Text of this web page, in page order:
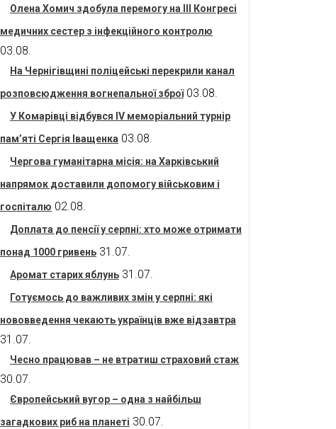
Олена Хомич здобула перемогу на ІІІ Конгресі
медичних сестер з інфекційного контролю
03.08.
На Чернігівщині поліцейські перекрили канал
розповсюдження вогнепальної зброї 03.08.
У Комарівці відбувся IV меморіальний турнір
пам’яті Сергія Іващенка 03.08.
Чергова гуманітарна місія: на Харківський
напрямок доставили допомогу військовим і
госпіталю 02.08.
Доплата до пенсії у серпні: хто може отримати
понад 1000 гривень 31.07.
Аромат старих яблунь 31.07.
Готуємось до важливих змін у серпні: які
нововведення чекають українців вже відзавтра
31.07.
Чесно працював – не втратиш страховий стаж
30.07.
Європейський вугор – одна з найбільш
загадкових риб на планеті 30.07.